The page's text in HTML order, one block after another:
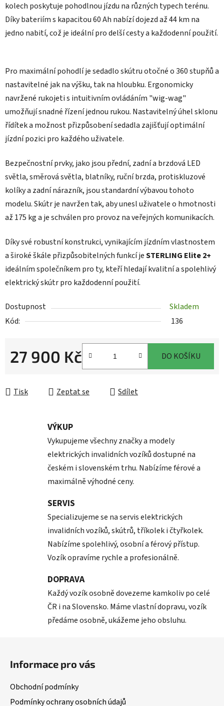
kolech poskytuje pohodlnou jízdu na různých typech terénu.
Díky bateriím s kapacitou 60 Ah nabízí dojezd až 44 km na
jedno nabití, což je ideální pro delší cesty a každodenní použití.
Pro maximální pohodlí je sedadlo skútru otočné o 360 stupňů a
nastavitelné jak na výšku, tak na hloubku. Ergonomicky
navržené rukojeti s intuitivním ovládáním "wig-wag"
umožňují snadné řízení jednou rukou. Nastavitelný úhel sklonu
řídítek a možnost přizpůsobení sedadla zajišťují optimální
jízdní pozici pro každého uživatele. ​
Bezpečnostní prvky, jako jsou přední, zadní a brzdová LED
světla, směrová světla, blatníky, ruční brzda, protiskluzové
kolíky a zadní nárazník, jsou standardní výbavou tohoto
modelu. Skútr je navržen tak, aby unesl uživatele o hmotnosti
až 175 kg a je schválen pro provoz na veřejných komunikacích. ​
Díky své robustní konstrukci, vynikajícím jízdním vlastnostem
a široké škále přizpůsobitelných funkcí jeSTERLING Elite 2+
ideálním společníkem pro ty, kteří hledají kvalitní a spolehlivý
elektrický skútr pro každodenní použití.​
Dostupnost
Skladem
Kód:
136
27 900 Kč DO KOŠÍKU
Tisk Zeptat se Sdílet
VÝKUP
Vykupujeme všechny značky a modely
elektrických invalidních vozíků dostupné na
českém i slovenském trhu. Nabízíme férové a
maximálně výhodné ceny.
SERVIS
Specializujeme se na servis elektrických
invalidních vozíků, skútrů, tříkolek i čtyřkolek.
Nabízíme spolehlivý, osobní a férový přístup.
Vozík opravíme rychle a profesionálně.
DOPRAVA
Každý vozík osobně dovezeme kamkoliv po celé
ČR i na Slovensko. Máme vlastní dopravu, vozík
předáme osobně, ukážeme jeho obsluhu.
Informace pro vás
Obchodní podmínky
Podmínky ochrany osobních údajů